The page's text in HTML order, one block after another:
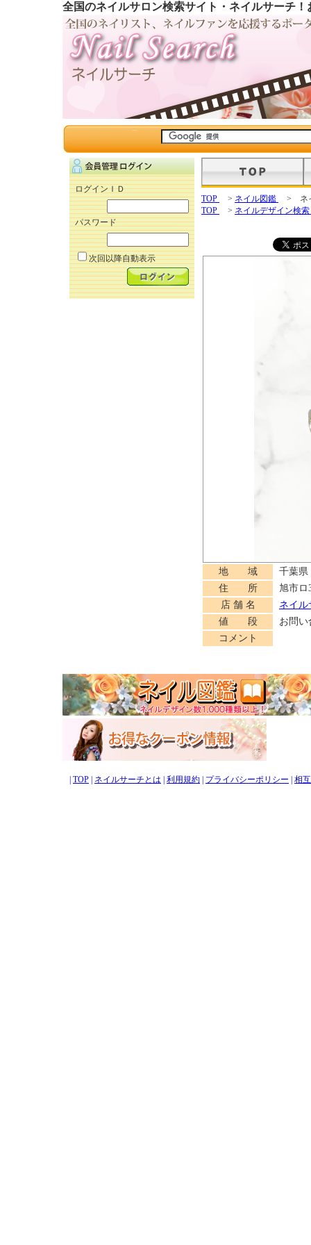
全国のネイルサロン検索サイト・ネイルサーチ
ログインＩＤ
パスワード
次回以降自動表示
TOP > ネイル図鑑
> ネ
TOP
> ネイルデザイン検索
地 域
千葉県
住 所
旭市ロ
店 舗 名
ネイ
値 段
お問い
コメント
TOP ネイルサーチとは 利用規約 プライバシーポリシー 相